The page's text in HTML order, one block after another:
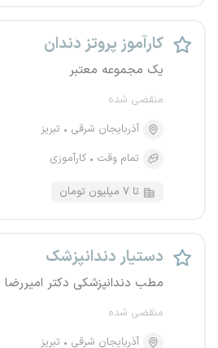
کارآموز پروتز دندان
یک مجموعه معتبر
منقضی شده
آذربایجان شرقی
تبریز
تمام وقت
کارآموزی
تا ۷ میلیون تومان
دستیار دندانپزشک
مطب دندانپزشکی دکتر
منقضی شده
آذربایجان شرقی
تبریز